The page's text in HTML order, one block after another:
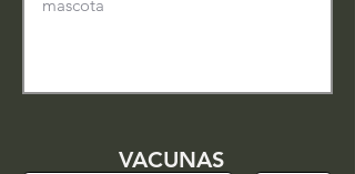
VACUNAS